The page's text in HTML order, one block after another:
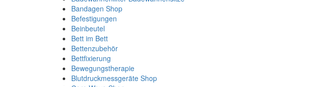
Bandagen Shop
Befestigungen
Beinbeutel
Bett im Bett
Bettenzubehör
Bettfixierung
Bewegungstherapie
Blutdruckmessgeräte Shop